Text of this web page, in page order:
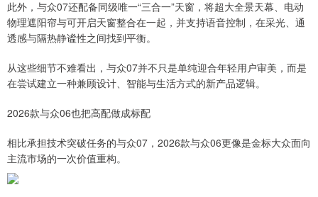
此外，与众07还配备同级唯一“三合一”天窗，将超大全景天幕、电动
物理遮阳帘与可开启天窗整合在一起，并支持语音控制，在采光、通
透感与隔热静谧性之间找到平衡。
从这些细节不难看出，与众07并不只是单纯迎合年轻用户审美，而是
在尝试建立一种兼顾设计、智能与生活方式的新产品逻辑。
2026款与众06也把高配做成标配
相比承担技术突破任务的与众07，2026款与众06更像是金标大众面向
主流市场的一次价值重构。